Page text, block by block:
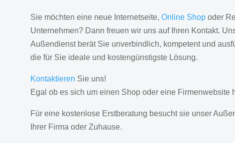
Sie möchten eine neue Internetseite, Online Shopoder
Unternehmen? Dann freuen wir uns auf Ihren Kontakt.
Außendienst berät Sie unverbindlich, kompetent und
die für Sie ideale und kostengünstigste Lösung.
Kontaktieren Sie uns!
Egal ob es sich um einen Shop oder eine Firmenwebsite
Für eine kostenlose Erstberatung besucht sie unser
Ihrer Firma oder Zuhause.